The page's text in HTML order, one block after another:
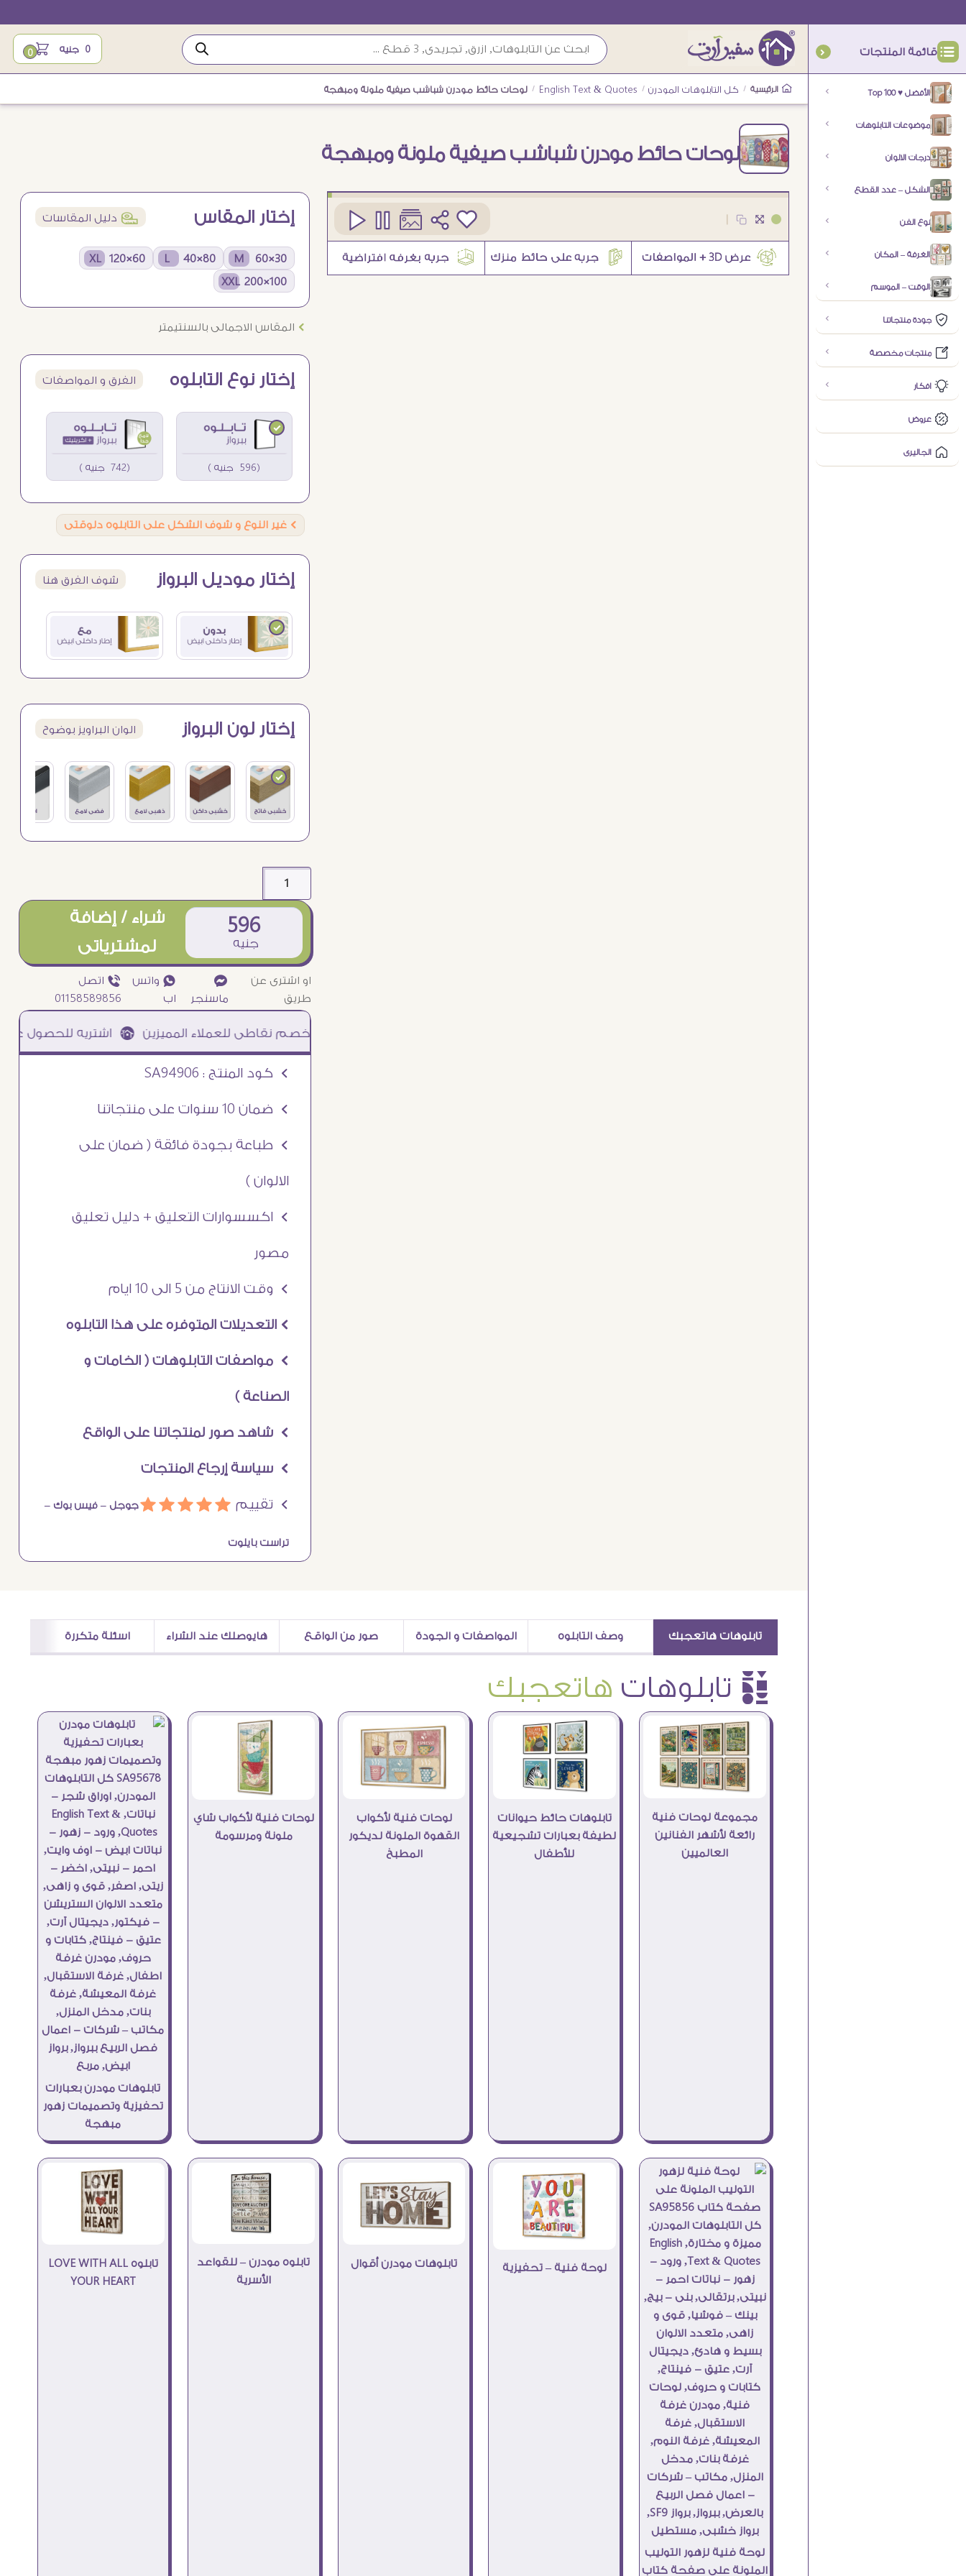
قائمة المنتجات
الأفضل ♥ Top 100
موضوعات التابلوهات
درجات الالوان
الشكل – عدد القطع
نوع الفن
الغرفة – المكان
الوقت – الموسم
جودة منتجاتنا
منتجات مخصصة
افكار
عروض
الجاليرى
0 جنيه 0
الرئيسية / كل التابلوهات المودرن /
English Text & Quotes
/ لوحات حائط مودرن شباشب صيفية ملونة ومبهجة
لوحات حائط مودرن شباشب صيفية ملونة ومبهجة
1 إختار المقاس í دليل المقاسات
30×60 M
80×40 L
60×120 XL
100×200 XXL
Ö المقاس الاجمالى بالسنتيمتر
إختار نوع التابلوه الفرق و المواصفات
(596 جنيه ) (742 جنيه )
Ö غير النوع و شوف الشكل على التابلوه دلوقتى
إختار موديل البرواز شوف الفرق هنا
إختار لون البرواز الوان البراويز بوضوح
596
جنيه
شراء / إضافة
لمشترياتى
او اشترى عن
طريق
¥
ماسنجر
₧ واتس
اب
ƒ اتصل
01158589856
خصم نقاطى للعملاء المميزين à اشتريه للحصول على 1367
Ö كود المنتج : SA94906
Ö ضمان 10 سنوات على منتجاتنا
Ö طباعة بجودة فائقة ( ضمان على
الالوان )
Ö اكسسوارات التعليق + دليل تعليق
مصور
Ö وقت الانتاج من 5 الى 10 ايام
Ö التعديلات المتوفره على هذا التابلوه
Ö مواصفات التابلوهات ( الخامات و
الصناعة )
Ö شاهد صور لمنتجاتنا على الواقع
Ö سياسة إرجاع المنتجات
Ö تقييم áááááجوجل – فيس بوك –
تراست بايلوت
تابلوهات هاتعجبك وصف التابلوه المواصفات و الجودة صور من الواقع هايوصلك عند الشراء اسئلة متكررة
è تابلوهات هاتعجبك
مجموعة لوحات فنية
رائعة لأشهر الفنانين
العالميين
تابلوهات حائط حيوانات
لطيفة بعبارات تشجيعية
للأطفال
لوحات فنية لأكواب
القهوة الملونة لديكور
المطبخ
لوحات فنية لأكواب شاي
ملونة ومرسومة
تابلوهات مودرن بعبارات
تحفيزية وتصميمات زهور
مبهجة
لوحة فنية لزهور التوليب
الملونة على صفحة كتاب
لوحة فنية – تحفيزية تابلوهات مودرن أقوال
تابلوه مودرن – للقواعد
الأسرية
تابلوه LOVE WITH ALL
YOUR HEART